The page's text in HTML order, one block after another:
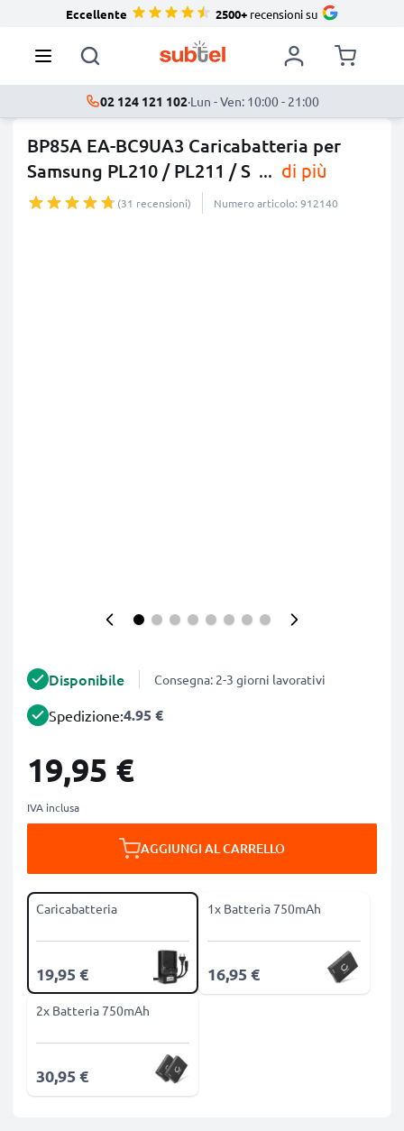
Eccellente 2500+recensioni su
02 124 121 102·Lun - Ven: 10:00 - 21:00
BP85A EA-BC9UA3 Caricabatteria per
Samsung PL210 / PL211 / S ... di più
(31 recensioni) Numero articolo: 912140
Disponibile Consegna: 2-3 giorni lavorativi
Spedizione:4.95 €
19,95 €
IVA inclusa
AGGIUNGI AL CARRELLO
Caricabatteria
19,95 €
1x Batteria 750mAh
16,95 €
2x Batteria 750mAh
30,95 €